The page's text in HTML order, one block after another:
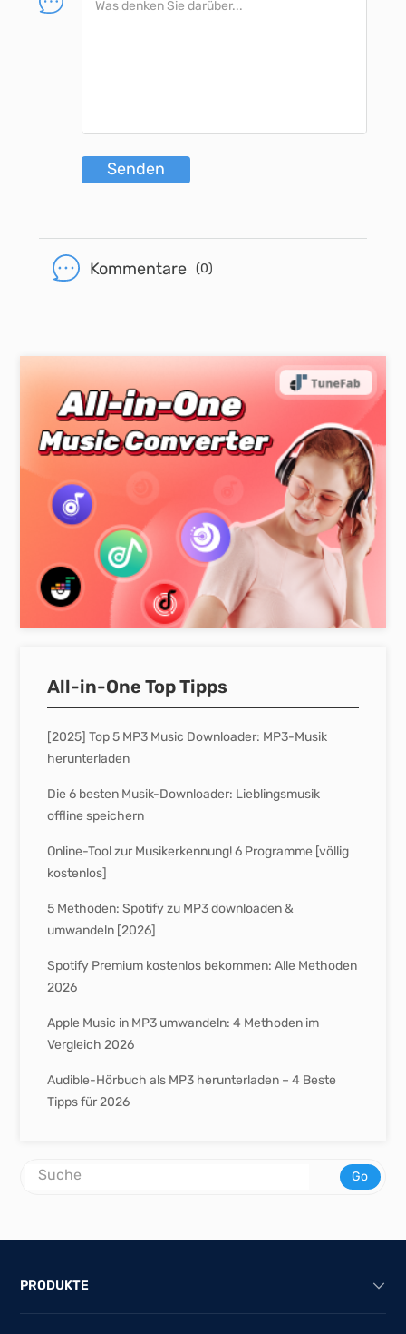
Senden
Kommentare (0)
All-in-One Top Tipps
[2025] Top 5 MP3 Music Downloader: MP3-Musik
herunterladen
Die 6 besten Musik-Downloader: Lieblingsmusik
offline speichern
Online-Tool zur Musikerkennung! 6 Programme [völlig
kostenlos]
5 Methoden: Spotify zu MP3 downloaden &
umwandeln [2026]
Spotify Premium kostenlos bekommen: Alle Methoden
2026
Apple Music in MP3 umwandeln: 4 Methoden im
Vergleich 2026
Audible-Hörbuch als MP3 herunterladen – 4 Beste
Tipps für 2026
Go
PRODUKTE